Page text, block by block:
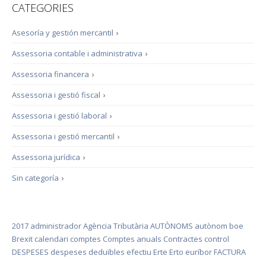
CATEGORIES
›
Asesoría y gestión mercantil
›
Assessoria contable i administrativa
›
Assessoria financera
›
Assessoria i gestió fiscal
›
Assessoria i gestió laboral
›
Assessoria i gestió mercantil
›
Assessoria jurídica
›
Sin categoría
2017 administradorAgència Tributària AUTÒNOMS autònom boe
Brexit calendari comptes Comptes anuals Contractes control
DESPESES despeses deduïbles efectiu Erte Erto euríbor FACTURA